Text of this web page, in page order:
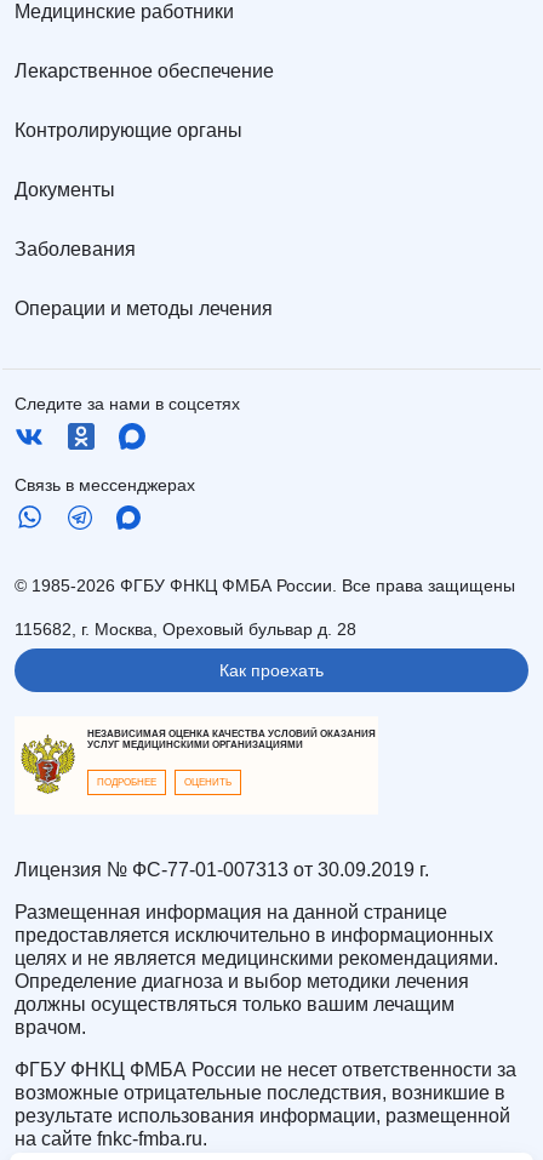
Медицинские работники
Лекарственное обеспечение
Контролирующие органы
Документы
Заболевания
Операции и методы лечения
Следите за нами в соцсетях
Связь в мессенджерах
© 1985-2026 ФГБУ ФНКЦ ФМБА России. Все права защищены
115682, г. Москва, Ореховый бульвар д. 28
Как проехать
НЕЗАВИСИМАЯ ОЦЕНКА КАЧЕСТВА УСЛОВИЙ ОКАЗАНИЯ
УСЛУГ МЕДИЦИНСКИМИ ОРГАНИЗАЦИЯМИ
ПОДРОБНЕЕ ОЦЕНИТЬ
Лицензия № ФС-77-01-007313 от 30.09.2019 г.
Размещенная информация на данной странице
предоставляется исключительно в информационных
целях и не является медицинскими рекомендациями.
Определение диагноза и выбор методики лечения
должны осуществляться только вашим лечащим
врачом.
ФГБУ ФНКЦ ФМБА России не несет ответственности за
возможные отрицательные последствия, возникшие в
результате использования информации, размещенной
на сайте fnkc-fmba.ru.